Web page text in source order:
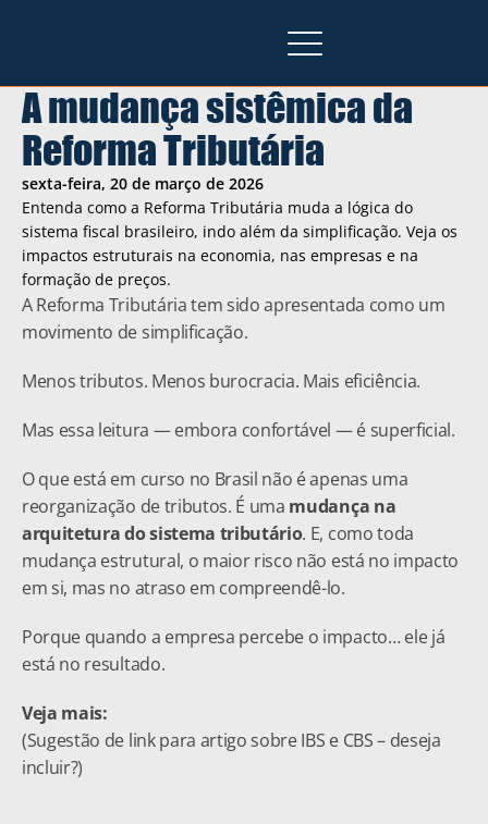
A mudança sistêmica da
Reforma Tributária
sexta-feira, 20 de março de 2026
Entenda como a Reforma Tributária muda a lógica do
sistema fiscal brasileiro, indo além da simplificação. Veja os
impactos estruturais na economia, nas empresas e na
formação de preços.
A Reforma Tributária tem sido apresentada como um
movimento de simplificação.
Menos tributos. Menos burocracia. Mais eficiência.
Mas essa leitura — embora confortável — é superficial.
O que está em curso no Brasil não é apenas uma
reorganização de tributos. É uma mudança na
arquitetura do sistema tributário. E, como toda
mudança estrutural, o maior risco não está no impacto
em si, mas no atraso em compreendê-lo.
Porque quando a empresa percebe o impacto… ele já
está no resultado.
Veja mais:
(Sugestão de link para artigo sobre IBS e CBS – deseja
incluir?)